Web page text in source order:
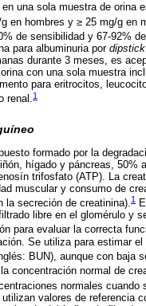
una sola muestra de orina
en hombres y ≥ 25 mg/g en
de sensibilidad y 67-92%
para albuminuria por dipstick
durante 3 meses, es
con una sola muestra
para eritrocitos,
renal.1
formado por la
hígado y páncreas, 50%
trifosfato (ATP). La
muscular y consumo de
la secreción de creatinina).1
libre en el glomérulo y
para evaluar la correcta
Se utiliza para estimar
BUN), aunque con baja
concentración normal de
normales cuando
valores de referencia